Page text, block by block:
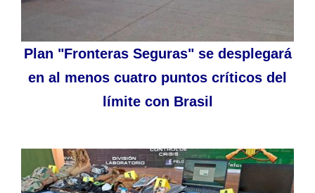
Plan "Fronteras Seguras" se desplegará
en al menos cuatro puntos críticos del
límite con Brasil